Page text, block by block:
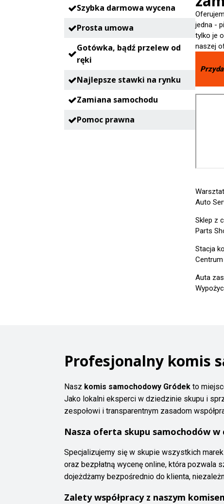
Szybka darmowa wycena
Prosta umowa
Gotówka, bądź przelew od
ręki
Najlepsze stawki na rynku
Zamiana samochodu
Pomoc prawna
jedna -
tylko je
naszej
Auto
Sklep z
Parts
Stacja
Auta
Profesjonalny komis
Nasz komis samochodowy Gródek to
Jako lokalni eksperci w dziedzinie skupu i
zespołowi i transparentnym zasadom
Nasza oferta skupu samochodów w
Specjalizujemy się w skupie wszystkich
oraz bezpłatną wycenę online, która pozwala
dojeżdżamy bezpośrednio do klienta,
Zalety współpracy z naszym